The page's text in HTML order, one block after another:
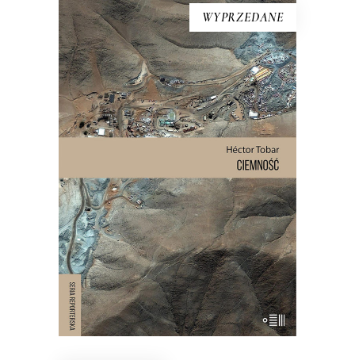
WYPRZEDANE
CIEMNOŚĆ
W wyniku katastrofy 625 metrów
pod ziemią, w ciemności, wilgoci, bez
jedzenia i wody pitnej zostało
uwięzionych 33 mężczyzn. Spędzili
pod ziemią 69 dni. To historia o
męstwie, odwadze i o granicach, do
jakich może dojść człowiek.